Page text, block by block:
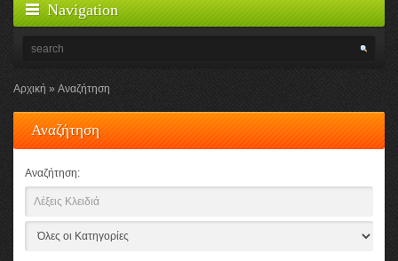
Navigation
Αρχική Αναζήτηση
Αναζήτηση
Αναζήτηση: